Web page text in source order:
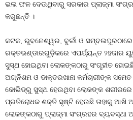
ଭଲ ଫଳ ଦେଉଥିବାରୁ ସରକାର ପ୍ଲାଜ୍‍ମା
କରୁଛନ୍ତି ।
କଟକ, ଭୁବନେଶ୍ୱର, ବୁର୍ଲା ଓ ସମ୍ବଲପୁରଠାରେ
ରକ୍ତଭଣ୍ଡାରଗୁଡ଼ିକରେ ଏପର୍ଯ୍ୟନ୍ତ ୨ହଜାର
ସୁସ୍ଥ ହୋଇଥିବା ଲୋକଙ୍କଠାରୁ ସଂଗୃହୀତ
ଅଗ୍ନିଶମ ଓ ଡାକ୍ତରଖାନା କର୍ମଚାରୀଙ୍କ
କୋଭିଡ୍‍ରୁ ସୁସ୍ଥ ହେଉଥିବା ଲୋକଙ୍କ
ପ୍ରତିରୋଧକ ଶକ୍ତି ସୃଷ୍ଟି ହେଉଛି ତାହାକୁ
ଲୋକଙ୍କଠାରୁ ପ୍ଲାଜ୍‍ମା ସଂଗ୍ରହର ବ୍ୟବସ୍ଥା